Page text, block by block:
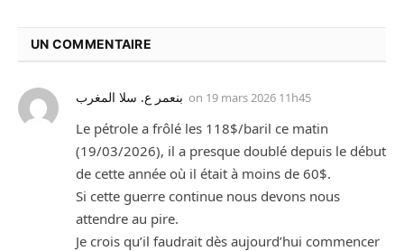
UN COMMENTAIRE
بنعمر ع. سلا المغرب on 19 mars 2026 11h45
Le pétrole a frôlé les 118$/baril ce matin
(19/03/2026), il a presque doublé depuis le début
de cette année où il était à moins de 60$.
Si cette guerre continue nous devons nous
attendre au pire.
Je crois qu’il faudrait dès aujourd’hui commencer